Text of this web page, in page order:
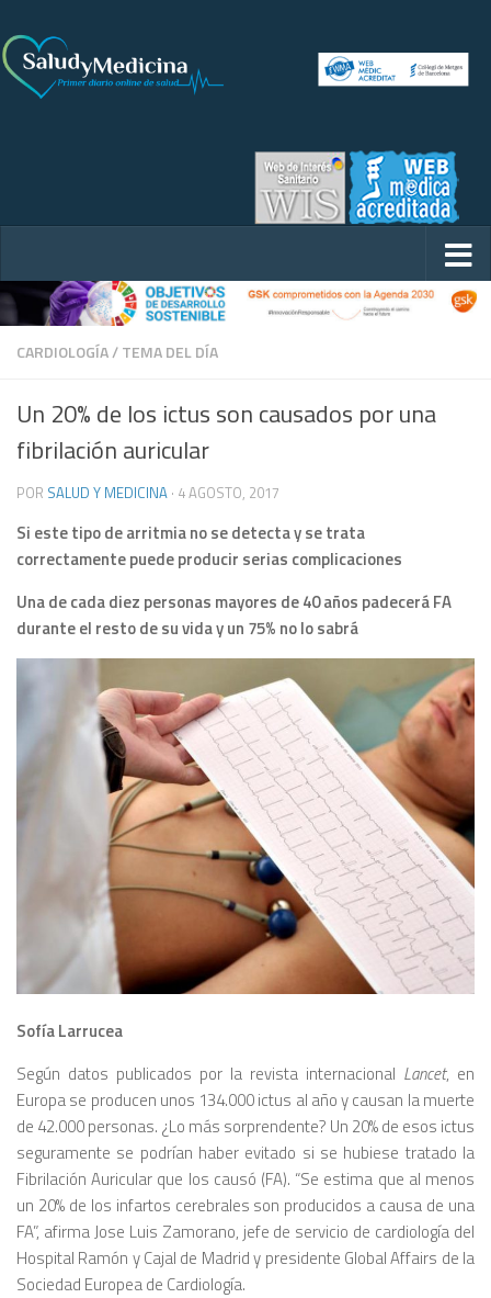
CARDIOLOGÍA/TEMA DEL DÍA
Un 20% de los ictus son causados por una
fibrilación auricular
POR SALUD Y MEDICINA · 4 AGOSTO, 2017
Si este tipo de arritmia no se detecta y se trata
correctamente puede producir serias complicaciones
Una de cada diez personas mayores de 40 años padecerá FA
durante el resto de su vida y un 75% no lo sabrá
Sofía Larrucea
Según datos publicados por la revista internacional Lancet, en
Europa se producen unos 134.000 ictus al año y causan la muerte
de 42.000 personas. ¿Lo más sorprendente? Un 20% de esos ictus
seguramente se podrían haber evitado si se hubiese tratado la
Fibrilación Auricular que los causó (FA). “Se estima que al menos
un 20% de los infartos cerebrales son producidos a causa de una
FA”, afirma Jose Luis Zamorano, jefe de servicio de cardiología del
Hospital Ramón y Cajal de Madrid y presidente Global Affairs de la
Sociedad Europea de Cardiología.